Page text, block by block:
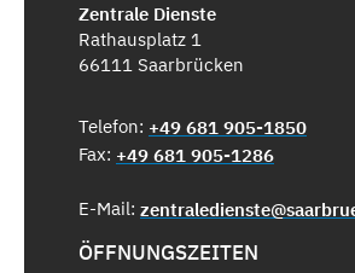
Zentrale Dienste
Rathausplatz 1
66111 Saarbrücken
Telefon: +49 681 905-1850
Fax: +49 681 905-1286
E-Mail:
ÖFFNUNGSZEITEN